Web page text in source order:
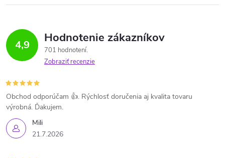
4,9 Hodnotenie zákazníkov
701 hodnotení
Zobraziť recenzie
Mili
21.7.2026
Obchod odporúčam 👍. Rýchlosť doručenia aj kvalita tovaru
výrobná. Ďakujem.